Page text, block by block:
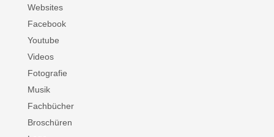
Websites
Facebook
Youtube
Videos
Fotografie
Musik
Fachbücher
Broschüren